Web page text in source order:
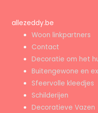
allezeddy.be
Woon linkpartners
Contact
Decoratie om het
Buitengewone en
Sfeervolle kleedjes
Schilderijen
Decoratieve Vazen